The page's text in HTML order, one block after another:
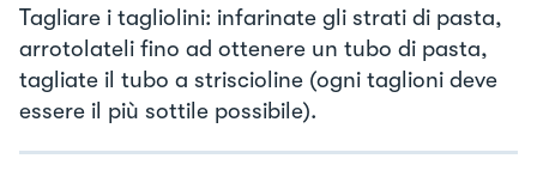
Tagliare i tagliolini: infarinate gli strati di pasta,
arrotolateli fino ad ottenere un tubo di pasta,
tagliate il tubo a striscioline (ogni taglioni deve
essere il più sottile possibile).